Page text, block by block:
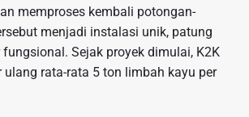
memproses kembali potongan-
menjadi instalasi unik, patung
Sejak proyek dimulai, K2K
ulang rata-rata 5 ton limbah kayu per